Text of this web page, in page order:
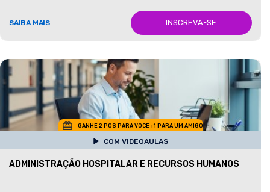
SAIBA MAIS INSCREVA-SE
GANHE 2 POS PARA VOCE +1 PARA UM AMIGO
COM VIDEOAULAS
ADMINISTRAÇÃO HOSPITALAR E RECURSOS HUMANOS